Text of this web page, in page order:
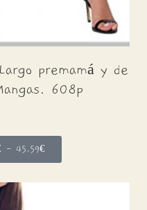
premamá y de
608p
- 45,59€